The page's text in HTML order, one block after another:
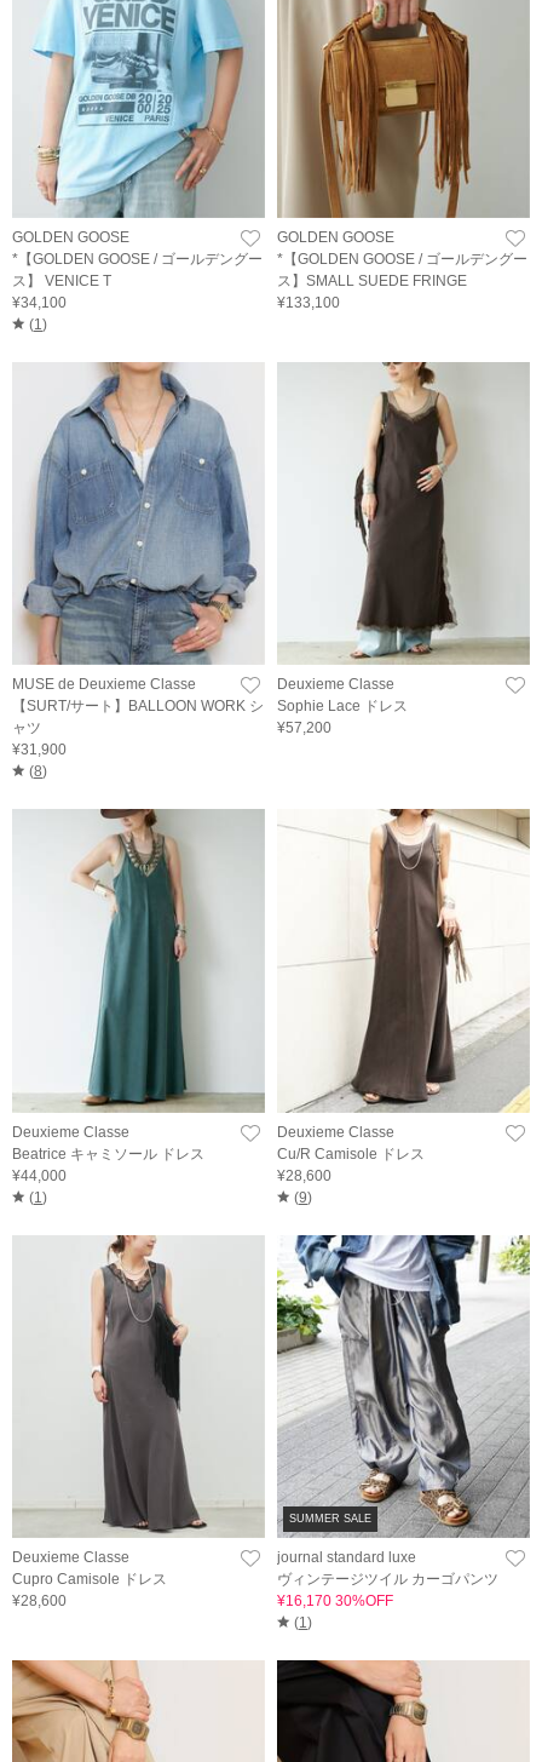
GOLDEN GOOSE
*【GOLDEN GOOSE / ゴールデングー
ス】 VENICE T
¥34,100
(1)
GOLDEN GOOSE
*【GOLDEN GOOSE / ゴールデングー
ス】SMALL SUEDE FRINGE
¥133,100
MUSE de Deuxieme Classe
【SURT/サート】BALLOON WORK シ
ャツ
¥31,900
(8)
Deuxieme Classe
Sophie Lace ドレス
¥57,200
Deuxieme Classe
Beatrice キャミソール ドレス
¥44,000
(1)
Deuxieme Classe
Cu/R Camisole ドレス
¥28,600
(9)
Deuxieme Classe
Cupro Camisole ドレス
¥28,600
SUMMER SALE
journal standard luxe
ヴィンテージツイル カーゴパンツ
¥16,170 30%OFF
(1)